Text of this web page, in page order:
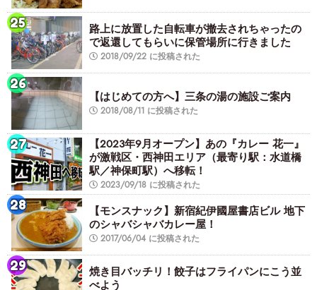
路上に放置した自転車が撤去されちゃったの
で返還してもらいに保管場所に行きました
2018/09/22 に投稿された
【はじめての方へ】三条の湯の施設ご案内
2018/08/11 に投稿された
【2023年9月オープン】あの『カレー 花一』
が激戦区・西神田エリア（最寄り駅：水道橋
駅／神保町駅）へ移転！
2023/09/18 に投稿された
【モンスナック】新宿紀伊國屋書店ビル 地下
のシャバシャバカレー屋！
2017/06/04 に投稿された
焼き目バッチリ！餃子はフライパンにこう並
べよう